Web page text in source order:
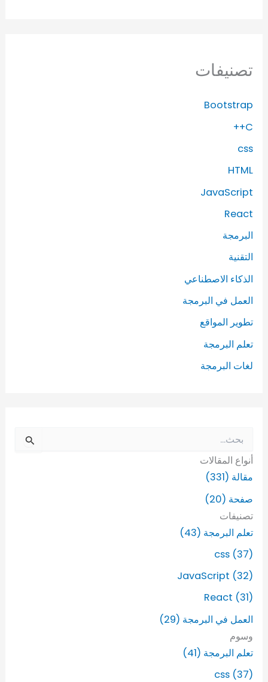
تصنيفات
Bootstrap
C++
css
HTML
JavaScript
React
البرمجة
التقنية
الذكاء الاصطناعي
العمل في البرمجة
تطوير المواقع
تعلم البرمجة
لغات البرمجة
ب
ح
ع
:
أنواع المقالات
مقالة (331)
صفحة (20)
تصنيفات
تعلم البرمجة (43)
css (37)
JavaScript (32)
React (31)
العمل في البرمجة (29)
وسوم
تعلم البرمجة (41)
css (37)